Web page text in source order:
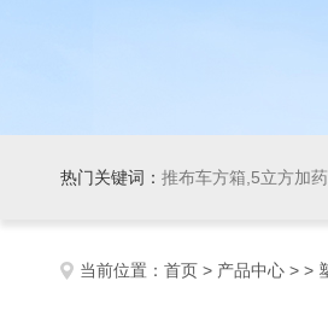
热门关键词： 推布车方箱,5立方加
当前位置： 首页 > 产品中心 > >